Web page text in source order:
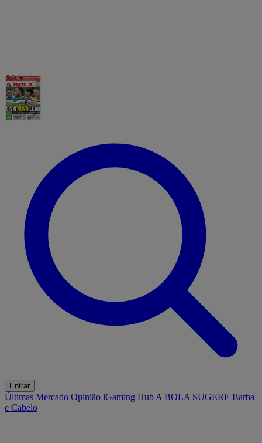
Entrar
Últimas Mercado Opinião iGaming Hub A BOLA SUGERE Barba
e Cabelo